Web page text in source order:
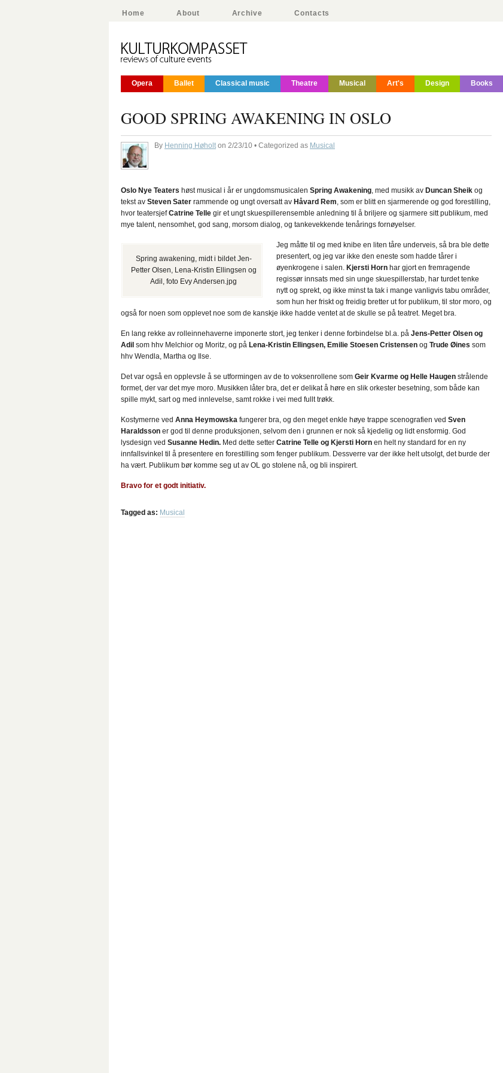
Home About Archive Contacts
Opera Ballet Classical music Theatre Musical Art's Design Books
GOOD SPRING AWAKENING IN OSLO
By Henning Høholton 2/23/10 • Categorized as Musical
Oslo Nye Teaters høst musical i år er ungdomsmusicalen Spring Awakening, med musikk av Duncan Sheik og
tekst av Steven Sater rammende og ungt oversatt av Håvard Rem, som er blitt en sjarmerende og god forestilling,
hvor teatersjefCatrine Telle gir et ungt skuespillerensemble anledning til å briljere og sjarmere sitt publikum, med
mye talent, nensomhet, god sang, morsom dialog, og tankevekkende tenårings fornøyelser.
Spring awakening, midt i bildet Jen-
Petter Olsen, Lena-Kristin Ellingsen og
Adil, foto Evy Andersen.jpg
Jeg måtte til og med knibe en liten tåre underveis, så bra ble dette
presentert, og jeg var ikke den eneste som hadde tårer i
øyenkrogene i salen. Kjersti Horn har gjort en fremragende
regissør innsats med sin unge skuespillerstab, har turdet tenke
nytt og sprekt, og ikke minst ta tak i mange vanligvis tabu områder,
som hun her friskt og freidig bretter ut for publikum, til stor moro, og
også for noen som opplevet noe som de kanskje ikke hadde ventet at de skulle se på teatret. Meget bra.
En lang rekke av rolleinnehaverne imponerte stort, jeg tenker i denne forbindelse bl.a. på Jens-Petter Olsen og
Adil som hhv Melchior og Moritz, og på Lena-Kristin Ellingsen, Emilie Stoesen Cristensen og Trude Øines som
hhv Wendla, Martha og Ilse.
Det var også en opplevsle å se utformingen av de to voksenrollene som Geir Kvarme og Helle Haugen strålende
formet, der var det mye moro. Musikken låter bra, det er delikat å høre en slik orkester besetning, som både kan
spille mykt, sart og med innlevelse, samt rokke i vei med fullt trøkk.
Kostymerne ved Anna Heymowska fungerer bra, og den meget enkle høye trappe scenografien ved Sven
Haraldsson er god til denne produksjonen, selvom den i grunnen er nok så kjedelig og lidt ensformig. God
lysdesign ved Susanne Hedin. Med dette setter Catrine Telle og Kjersti Horn en helt ny standard for en ny
innfallsvinkel til å presentere en forestilling som fenger publikum. Dessverre var der ikke helt utsolgt, det burde der
ha vært. Publikum bør komme seg ut av OL go stolene nå, og bli inspirert.
Bravo for et godt initiativ.
Tagged as: Musical